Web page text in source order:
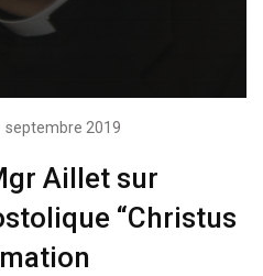
septembre 2019
Aillet sur
“Christus